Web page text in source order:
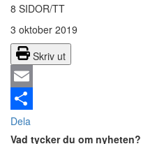
8 SIDOR/TT
3 oktober 2019
Skriv ut
Email
Dela
Vad tycker du om nyheten?